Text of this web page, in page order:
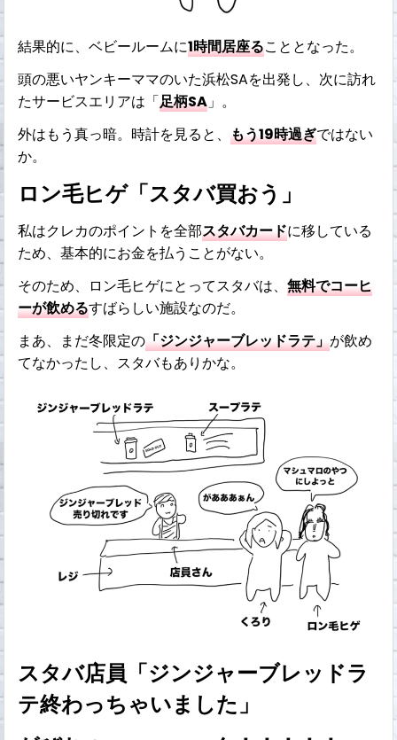
結果的に、ベビールームに1時間居座ることとなった。
頭の悪いヤンキーママのいた浜松SAを出発し、次に訪れ
たサービスエリアは「足柄SA」。
外はもう真っ暗。時計を見ると、もう19時過ぎではない
か。
ロン毛ヒゲ「スタバ買おう」
私はクレカのポイントを全部スタバカードに移している
ため、基本的にお金を払うことがない。
そのため、ロン毛ヒゲにとってスタバは、無料でコーヒ
ーが飲めるすばらしい施設なのだ。
まあ、まだ冬限定の「ジンジャーブレッドラテ」が飲め
てなかったし、スタバもありかな。
スタバ店員「ジンジャーブレッドラ
テ終わっちゃいました」